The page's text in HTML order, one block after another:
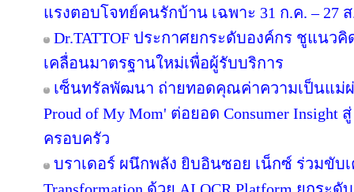
แรงตอบโจทย์คนรักบ้าน เฉพาะ 31 ก.ค. – 27
Dr.TATTOF ประกาศยกระดับองค์กร ชูแนว
เคลื่อนมาตรฐานใหม่เพื่อผู้รับบริการ
เซ็นทรัลพัฒนา ถ่ายทอดคุณค่าความเป็นแม่ผ่า
Proud of My Mom' ต่อยอด Consumer Insight
ครอบครัว
บราเดอร์ ผนึกพลัง ยิบอินซอย เน็กซ์ ร่วมขับเ